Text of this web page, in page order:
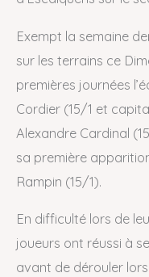
Exempt la semaine
sur les terrains ce
premières journées
Cordier (15/1 et
Alexandre Cardinal
sa première
Rampin (15/1).
En difficulté lors de
joueurs ont réussi à
avant de dérouler